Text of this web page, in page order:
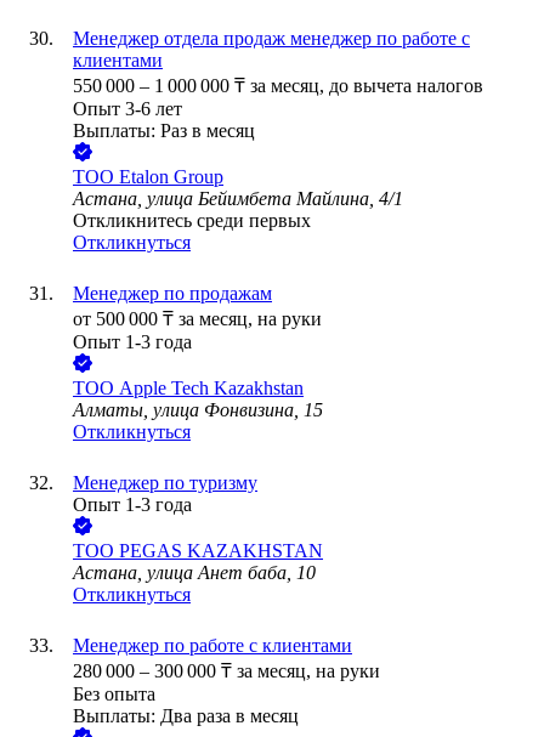
Менеджер отдела продаж менеджер по работе с
клиентами
550 000 – 1 000 000 ₸ за месяц, до вычета налогов
Опыт 3-6 лет
Выплаты: Раз в месяц
ТОО Etalon Group
Астана, улица Бейимбета Майлина, 4/1
Откликнитесь среди первых
Откликнуться
Менеджер по продажам
от 500 000 ₸ за месяц, на руки
Опыт 1-3 года
ТОО Apple Tech Kazakhstan
Алматы, улица Фонвизина, 15
Откликнуться
Менеджер по туризму
Опыт 1-3 года
ТОО PEGAS KAZAKHSTAN
Астана, улица Анет баба, 10
Откликнуться
Менеджер по работе с клиентами
280 000 – 300 000 ₸ за месяц, на руки
Без опыта
Выплаты: Два раза в месяц